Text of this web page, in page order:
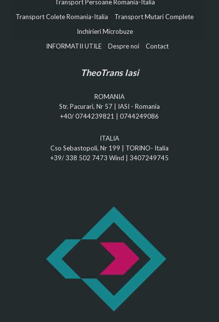
Transport Persoane Romania-Italia
Transport Colete Romania-Italia
Transport Mutari Complete
Inchirieri Microbuze
INFORMATII UTILE
Despre noi Contact
TheoTrans Iasi
ROMANIA
Str. Pacurari, Nr 57 | IASI - Romania
+40/ 0744239821
0744249086
ITALIA
Cso Sebastopoli, Nr 199 | TORINO- Italia
+39/ 338 502 7473 Wind | 3407249745